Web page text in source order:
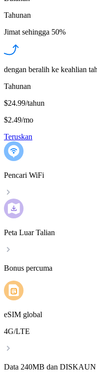
Tahunan
Jimat sehingga 50%
dengan beralih ke keahlian
Tahunan
$24.99/tahun
$2.49/mo
Teruskan
Pencari WiFi
Peta Luar Talian
Bonus percuma
eSIM global
4G/LTE
Data 240MB dan DISKAUN